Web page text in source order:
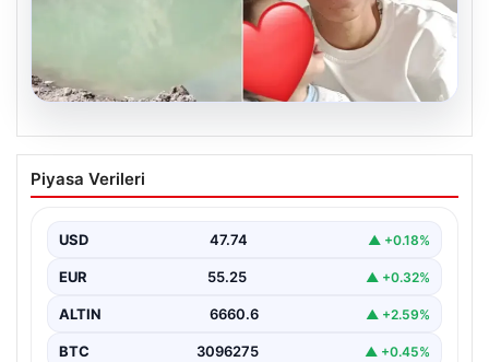
06.08.2026
12 yaşındaki çocuk hafriyat alınan
gölette boğuldu
Oluşan Gölette Boğuldu”, “content”: “ Erzurum’un Oltu…
Piyasa Verileri
USD 47.74 ▲ +0.18%
EUR 55.25 ▲ +0.32%
ALTIN 6660.6 ▲ +2.59%
BTC 3096275 ▲ +0.45%